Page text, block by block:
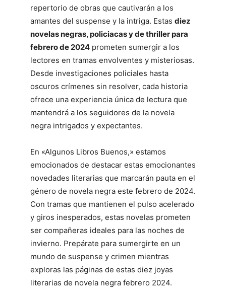
repertorio de obras que cautivarán a los
amantes del suspense y la intriga. Estas diez
novelas negras, policiacas y de thriller para
febrero de 2024 prometen sumergir a los
lectores en tramas envolventes y misteriosas.
Desde investigaciones policiales hasta
oscuros crímenes sin resolver, cada historia
ofrece una experiencia única de lectura que
mantendrá a los seguidores de la novela
negra intrigados y expectantes.
En «Algunos Libros Buenos,» estamos
emocionados de destacar estas emocionantes
novedades literarias que marcarán pauta en el
género de novela negra este febrero de 2024.
Con tramas que mantienen el pulso acelerado
y giros inesperados, estas novelas prometen
ser compañeras ideales para las noches de
invierno. Prepárate para sumergirte en un
mundo de suspense y crimen mientras
exploras las páginas de estas diez joyas
literarias de novela negra febrero 2024.